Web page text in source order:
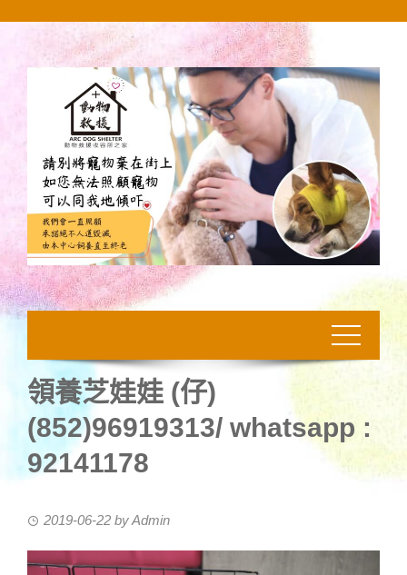
領養芝娃娃 (仔)
(852)96919313/ whatsapp :
92141178
2019-06-22 byAdmin